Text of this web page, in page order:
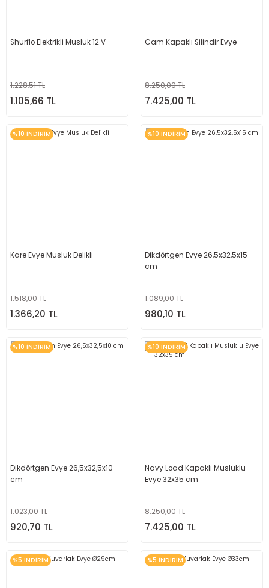
Shurflo Elektrikli Musluk 12 V
1.228,51 TL
1.105,66 TL
Cam Kapaklı Silindir Evye
8.250,00 TL
7.425,00 TL
%10 İNDİRİM
Kare Evye Musluk Delikli
1.518,00 TL
1.366,20 TL
%10 İNDİRİM
Dikdörtgen Evye 26,5x32,5x15
cm
1.089,00 TL
980,10 TL
%10 İNDİRİM
Dikdörtgen Evye 26,5x32,5x10
cm
1.023,00 TL
920,70 TL
%10 İNDİRİM
Navy Load Kapaklı Musluklu
Evye 32x35 cm
8.250,00 TL
7.425,00 TL
%5 İNDİRİM %5 İNDİRİM